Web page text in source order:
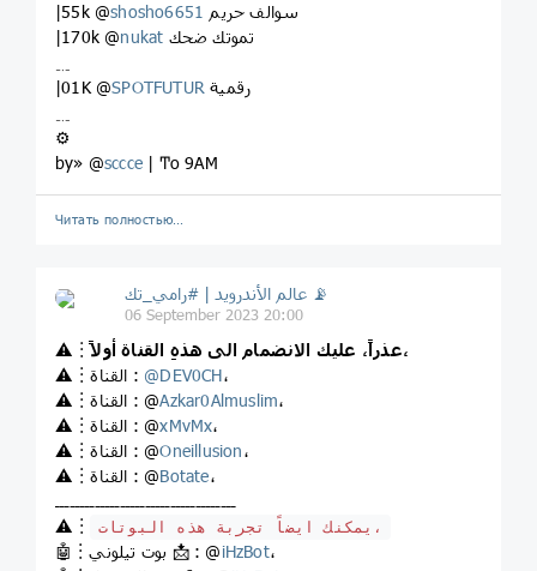
|55k @shosho6651 سوالف حريم
|170k @nukat تموتك ضحك
|01K @SPOTFUTUR رقمية
⚙
by» @sccce | Ͳo 9AM
Читать полностью…
عالم الأندرويد | #رامي_تك 📡
06 September 2023 20:00
⚠️︙
عذراً، عليك الانضمام الى هذهِ القناة أولاً،
⚠️︙القناة : @DEV0CH،
⚠️︙القناة : @Azkar0Almuslim،
⚠️︙القناة : @xMvMx،
⚠️︙القناة : @Oneillusion،
⚠️︙القناة : @Botate،
⚠️︙
يمكنك ايضاً تجربة هذه البوتات،
🤖︙بوت تيلوني 📩 : @iHzBot،